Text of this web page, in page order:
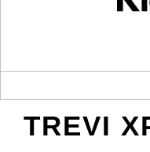
TREVI